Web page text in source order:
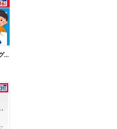
使いたいときすぐ使える!猛暑対策グッズ